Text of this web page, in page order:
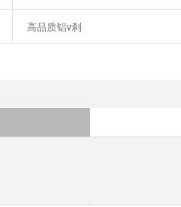
高品质铝v刹